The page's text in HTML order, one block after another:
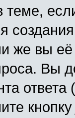
же вы её
Вы
ответа